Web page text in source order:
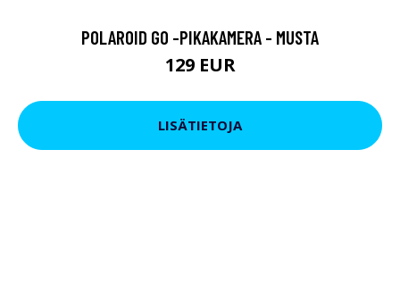
POLAROID GO -PIKAKAMERA - MUSTA
129 EUR
LISÄTIETOJA